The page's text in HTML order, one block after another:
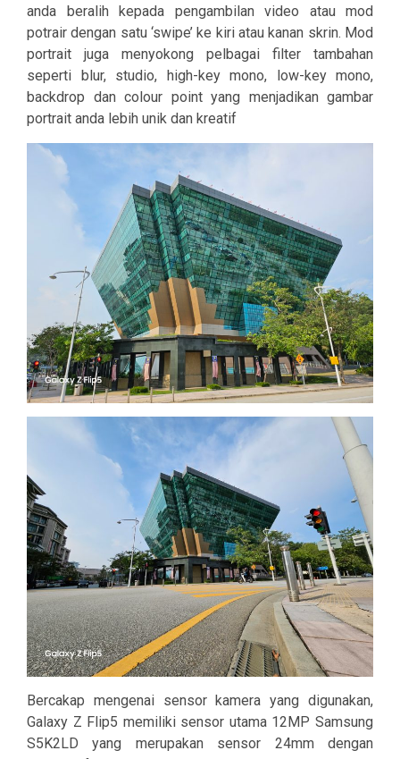
anda beralih kepada pengambilan video atau mod
potrair dengan satu ‘swipe’ ke kiri atau kanan skrin. Mod
portrait juga menyokong pelbagai filter tambahan
seperti blur, studio, high-key mono, low-key mono,
backdrop dan colour point yang menjadikan gambar
portrait anda lebih unik dan kreatif
Bercakap mengenai sensor kamera yang digunakan,
Galaxy Z Flip5 memiliki sensor utama 12MP Samsung
S5K2LD yang merupakan sensor 24mm dengan